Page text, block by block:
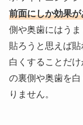
前面にしか効果
側や奥歯にはう
貼ろうと思えば
白くすることだ
の裏側や奥歯を
りません。